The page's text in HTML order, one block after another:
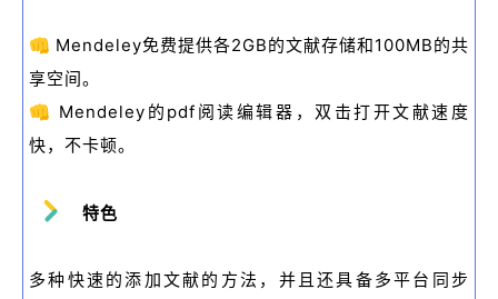
👊 Mendeley免费提供各2GB的文献存储和100MB的共
享空间。
👊 Mendeley的pdf阅读编辑器，双击打开文献速度
快，不卡顿。
特色
多种快速的添加文献的方法，并且还具备多平台同步